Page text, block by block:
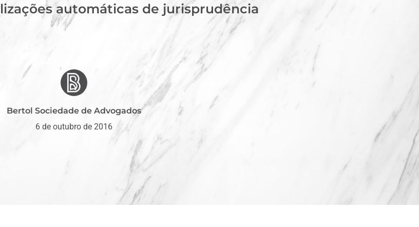
automáticas de jurisprudência
Bertol Sociedade de Advogados
6 de outubro de 2016